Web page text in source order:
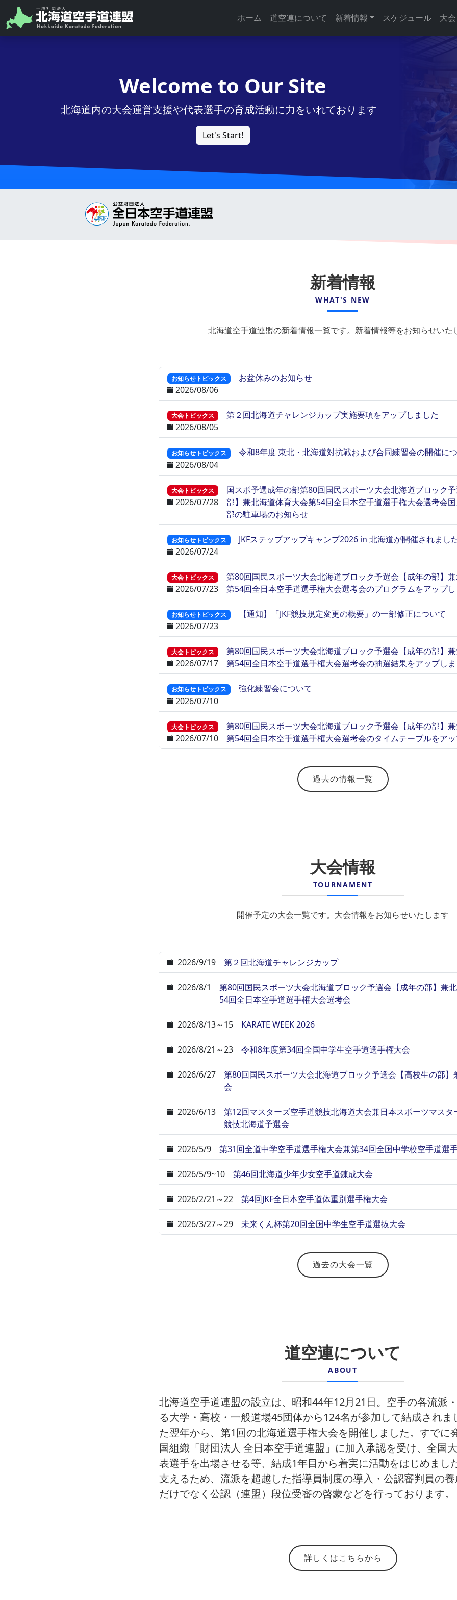
ホーム 道空連について 新着情報 スケジュール 大会
Welcome to Our Site
北海道内の大会運営支援や代表選手の育成活動に力をいれております
Let's Start!
新着情報
WHAT'S NEW
北海道空手道連盟の新着情報一覧です。新着情報等をお知らせいた
お知らせトピックス
2026/08/06
お盆休みのお知らせ
大会トピックス
2026/08/05
第２回北海道チャレンジカップ実施要項をアップしました
お知らせトピックス
2026/08/04
令和8年度 東北・北海道対抗戦および合同練習会の開催に
大会トピックス
2026/07/28
国スポ予選成年の部第80回国民スポーツ大会北海道ブロック
部】兼北海道体育大会第54回全日本空手道選手権大会選考会
部の駐車場のお知らせ
お知らせトピックス
2026/07/24
JKFステップアップキャンプ2026 in 北海道が開催されまし
大会トピックス
2026/07/23
第80回国民スポーツ大会北海道ブロック予選会【成年の部】
第54回全日本空手道選手権大会選考会のプログラムをアップ
お知らせトピックス
2026/07/23
【通知】「JKF競技規定変更の概要」の⼀部修正について
大会トピックス
2026/07/17
第80回国民スポーツ大会北海道ブロック予選会【成年の部】
第54回全日本空手道選手権大会選考会の抽選結果をアップし
お知らせトピックス
2026/07/10
強化練習会について
大会トピックス
2026/07/10
第80回国民スポーツ大会北海道ブロック予選会【成年の部】
第54回全日本空手道選手権大会選考会のタイムテーブルをア
過去の情報一覧
大会情報
TOURNAMENT
開催予定の大会一覧です。大会情報をお知らせいたします
2026/9/19 第２回北海道チャレンジカップ
2026/8/1
第80回国民スポーツ大会北海道ブロック予選会【成年の部】兼
54回全日本空手道選手権大会選考会
2026/8/13～15 KARATE WEEK 2026
2026/8/21～23 令和8年度第34回全国中学生空手道選手権大会
2026/6/27
第80回国民スポーツ大会北海道ブロック予選会【高校生の部】
会
2026/6/13
第12回マスターズ空手道競技北海道大会兼日本スポーツマスタ
競技北海道予選会
2026/5/9 第31回全道中学空手道選手権大会兼第34回全国中学校空手道選
2026/5/9~10 第46回北海道少年少女空手道錬成大会
2026/2/21～22 第4回JKF全日本空手道体重別選手権大会
2026/3/27～29 未来くん杯第20回全国中学生空手道選抜大会
過去の大会一覧
道空連について
ABOUT
北海道空手道連盟の設立は、昭和44年12月21日。空手の各流派
る大学・高校・一般道場45団体から124名が参加して結成されま
た翌年から、第1回の北海道選手権大会を開催しました。すでに
国組織「財団法人 全日本空手道連盟」に加入承認を受け、全国
表選手を出場させる等、結成1年目から着実に活動をはじめまし
支えるため、流派を超越した指導員制度の導入・公認審判員の
だけでなく公認（連盟）段位受審の啓蒙などを行っております。
詳しくはこちらから